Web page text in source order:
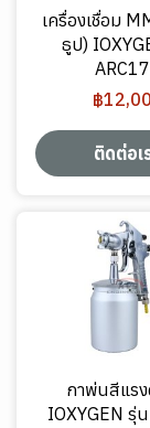
เครื่องเชื่อม
ธูป)
฿
ติดต่อเ
กาพ่นสีแร
IOXYGEN รุ่